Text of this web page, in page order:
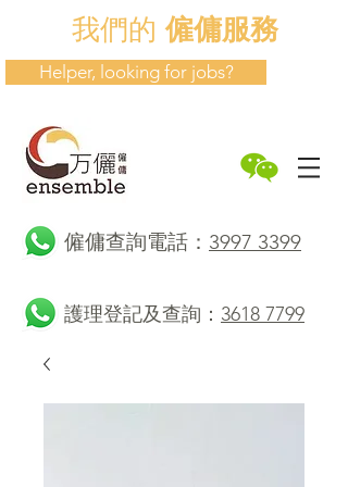
我們的僱傭服務
Helper, looking for jobs?
​僱傭查詢電話： 3997 3399
護理登記及查詢： 3618 7799